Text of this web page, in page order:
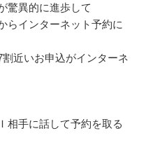
驚異的に進歩して
らインターネット予約に
近いお申込がインターネ
相手に話して予約を取る